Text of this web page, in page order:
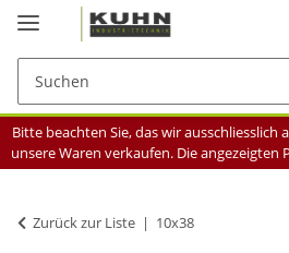
Bitte beachten Sie, das wir ausschliesslich
unsere Waren verkaufen. Die angezeigten
Zurück zur Liste 10x38